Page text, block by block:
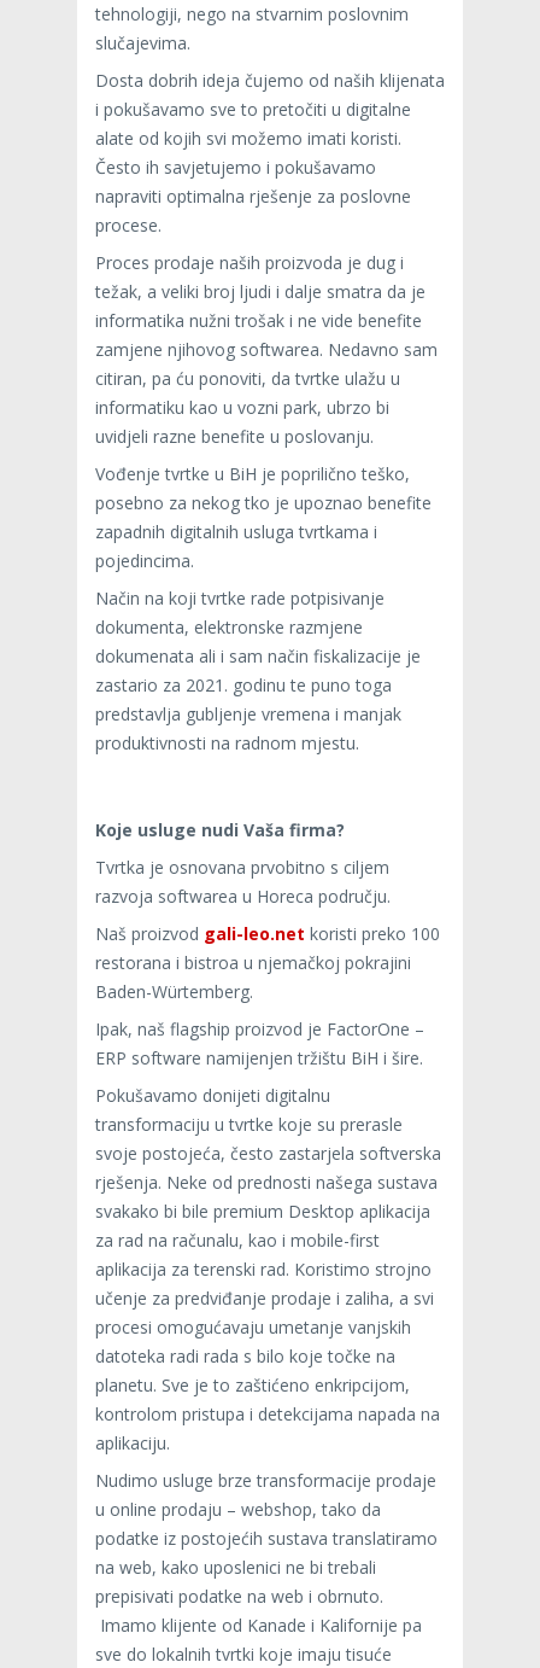
tehnologiji, nego na stvarnim poslovnim
slučajevima.
Dosta dobrih ideja čujemo od naših klijenata
i pokušavamo sve to pretočiti u digitalne
alate od kojih svi možemo imati koristi.
Često ih savjetujemo i pokušavamo
napraviti optimalna rješenje za poslovne
procese.
Proces prodaje naših proizvoda je dug i
težak, a veliki broj ljudi i dalje smatra da je
informatika nužni trošak i ne vide benefite
zamjene njihovog softwarea. Nedavno sam
citiran, pa ću ponoviti, da tvrtke ulažu u
informatiku kao u vozni park, ubrzo bi
uvidjeli razne benefite u poslovanju.
Vođenje tvrtke u BiH je poprilično teško,
posebno za nekog tko je upoznao benefite
zapadnih digitalnih usluga tvrtkama i
pojedincima.
Način na koji tvrtke rade potpisivanje
dokumenta, elektronske razmjene
dokumenata ali i sam način fiskalizacije je
zastario za 2021. godinu te puno toga
predstavlja gubljenje vremena i manjak
produktivnosti na radnom mjestu.
Koje usluge nudi Vaša firma?
Tvrtka je osnovana prvobitno s ciljem
razvoja softwarea u Horeca području.
Naš proizvod gali-leo.net koristi preko 100
restorana i bistroa u njemačkoj pokrajini
Baden-Würtemberg.
Ipak, naš flagship proizvod je FactorOne –
ERP software namijenjen tržištu BiH i šire.
Pokušavamo donijeti digitalnu
transformaciju u tvrtke koje su prerasle
svoje postojeća, često zastarjela softverska
rješenja. Neke od prednosti našega sustava
svakako bi bile premium Desktop aplikacija
za rad na računalu, kao i mobile-first
aplikacija za terenski rad. Koristimo strojno
učenje za predviđanje prodaje i zaliha, a svi
procesi omogućavaju umetanje vanjskih
datoteka radi rada s bilo koje točke na
planetu. Sve je to zaštićeno enkripcijom,
kontrolom pristupa i detekcijama napada na
aplikaciju.
Nudimo usluge brze transformacije prodaje
u online prodaju – webshop, tako da
podatke iz postojećih sustava translatiramo
na web, kako uposlenici ne bi trebali
prepisivati podatke na web i obrnuto.
Imamo klijente od Kanade i Kalifornije pa
sve do lokalnih tvrtki koje imaju tisuće